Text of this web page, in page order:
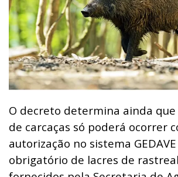
O decreto determina ainda
de carcaças só poderá ocorrer
autorização no sistema
obrigatório de lacres de